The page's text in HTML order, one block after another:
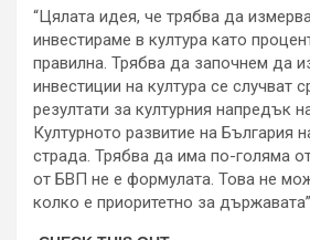
“Цялата идея, че трябва да
инвестираме в култура като
правилна. Трябва да започнем да
инвестиции на култура се случват
резултати за културния напредък
Културното развитие на България
страда. Трябва да има по-голяма
от БВП не е формулата. Това не
колко е приоритетно за